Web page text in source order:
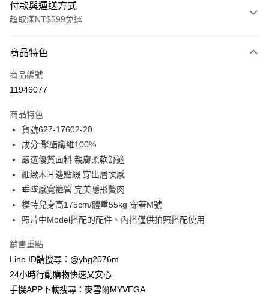
付款與運送方式
超取滿NT$599免運
信用卡一次付款
信用卡分期付款
合作金庫商業銀行
華南商業銀行
上海商業儲蓄銀行
國泰世華商業銀行
臺灣中小企業銀行
匯豐（台灣）商業銀行
聯邦商業銀行
元大商業銀行
永豐商業銀行
玉山商業銀行
星展（台灣）商業銀行
台灣樂天信用卡公司
超商取貨付款
LINE Pay
Apple Pay
街口支付
貨到付款
運送方式
商品特色
商品編號
11946077
商品特色
貨號627-17602-20
成分:聚酯纖維100%
嚴選優質面料 親膚柔軟舒適
細緻木耳邊點綴 穿出層次感
垂墜感寬褲管 完美隱形贅肉
模特兒身高175cm/體重55kg 穿著M號
照片中Model搭配的配件、內搭僅供拍照搭配使用
銷售重點
Line ID請搜尋：@yhg2076m
24小時行動購物快速又安心
手機APP下載搜尋：麥雪爾MYVEGA